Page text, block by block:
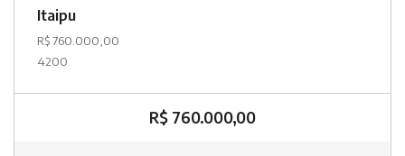
Itaipu
R$ 760.000,00
4200
R$ 760.000,00